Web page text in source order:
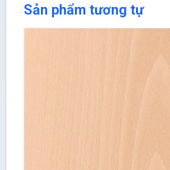
Sản phẩm tương tự